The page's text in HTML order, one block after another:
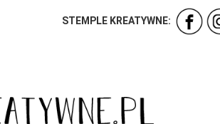
STEMPLE KREATYWNE: